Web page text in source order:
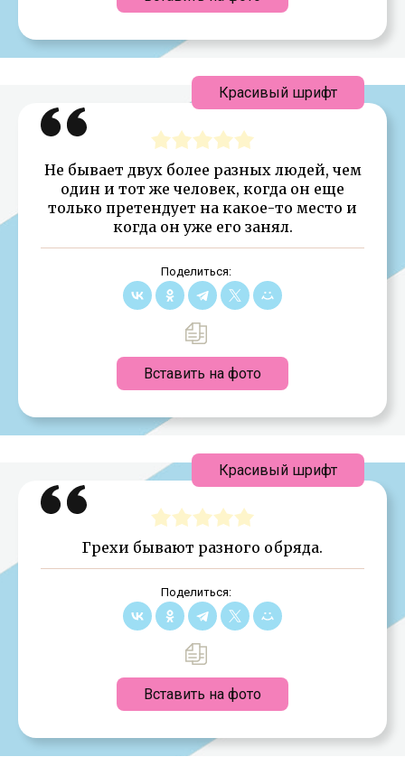
Не бывает двух более разных людей, чем
один и тот же человек, когда он еще
только претендует на какое-то место и
когда он уже его занял.
Поделиться:
Вставить на фото
Красивый шрифт
Грехи бывают разного обряда.
Поделиться:
Вставить на фото
Красивый шрифт